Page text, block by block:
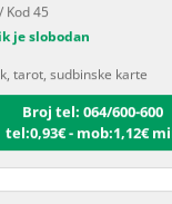
je slobodan
tarot, sudbinske karte
tel:0,93€ - mob:1,12€ min